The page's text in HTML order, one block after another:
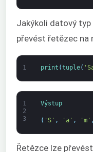
Jakýkoli datový
převést řetězec na
1 print (tuple(
1
2
3
Výstup
( 'S' , 'a' , 'm' ,
Řetězce lze